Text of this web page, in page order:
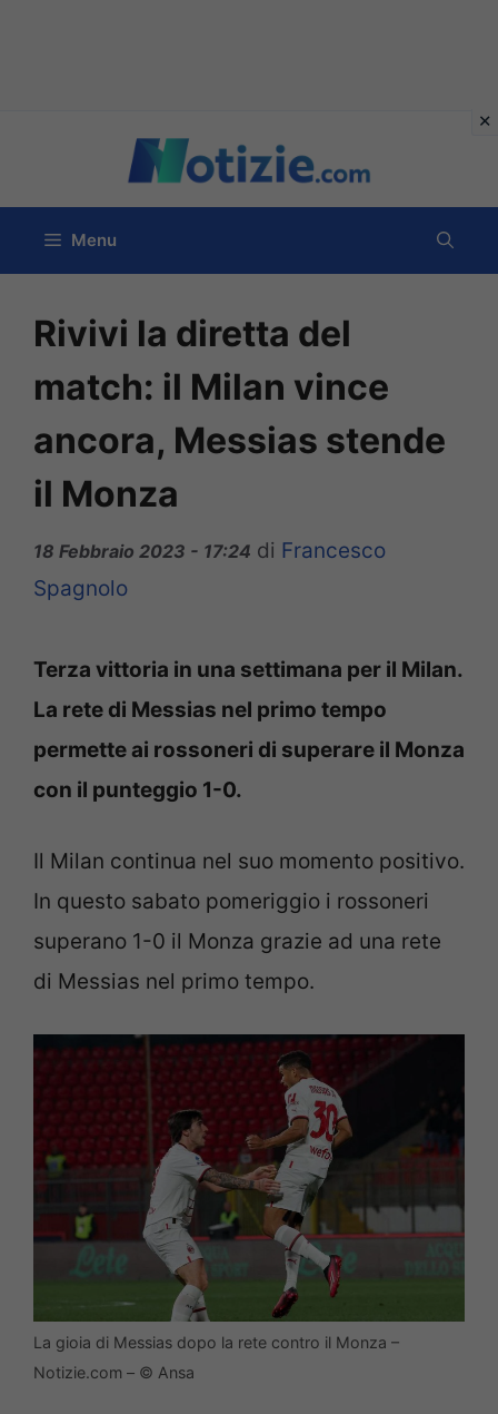
contenuto
Menu
Rivivi la diretta del
match: il Milan vince
ancora, Messias stende
il Monza
18 Febbraio 2023 - 17:24 di Francesco
Spagnolo
Terza vittoria in una settimana per il Milan.
La rete di Messias nel primo tempo
permette ai rossoneri di superare il Monza
con il punteggio 1-0.
Il Milan continua nel suo momento positivo.
In questo sabato pomeriggio i rossoneri
superano 1-0 il Monza grazie ad una rete
di Messias nel primo tempo.
La gioia di Messias dopo la rete contro il Monza –
Notizie.com – © Ansa